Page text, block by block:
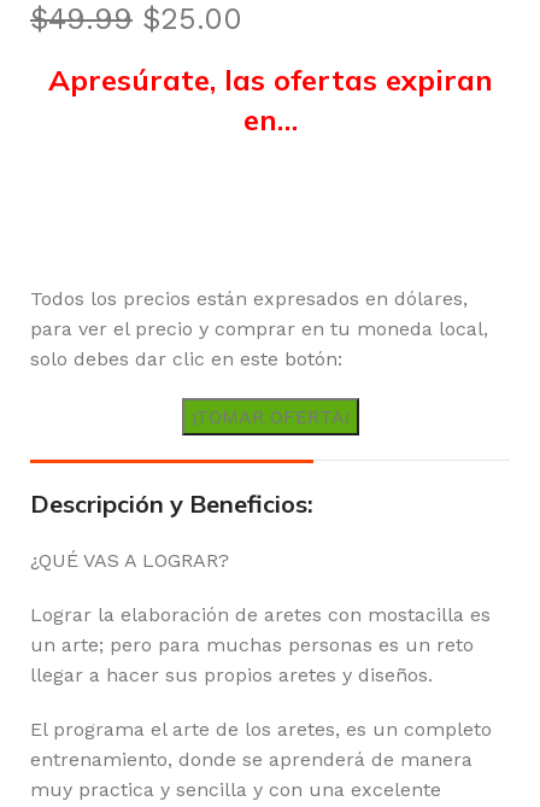
$49.99 $25.00
Apresúrate, las ofertas expiran
en…
Todos los precios están expresados en dólares,
para ver el precio y comprar en tu moneda local,
solo debes dar clic en este botón:
¡TOMAR OFERTA!
Descripción y Beneficios:
¿QUÉ VAS A LOGRAR?
Lograr la elaboración de aretes con mostacilla es
un arte; pero para muchas personas es un reto
llegar a hacer sus propios aretes y diseños.
El programa el arte de los aretes, es un completo
entrenamiento, donde se aprenderá de manera
muy practica y sencilla y con una excelente